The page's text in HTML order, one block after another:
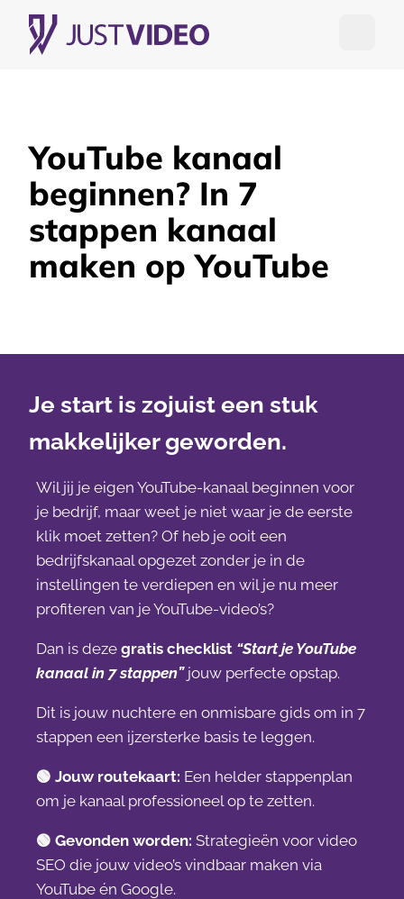
YouTube kanaal
beginnen? In 7
stappen kanaal
maken op YouTube
Je start is zojuist een stuk
makkelijker geworden.
Wil jij je eigen YouTube-kanaal beginnen voor
je bedrijf, maar weet je niet waar je de eerste
klik moet zetten? Of heb je ooit een
bedrijfskanaal opgezet zonder je in de
instellingen te verdiepen en wil je nu meer
profiteren van je YouTube-video’s?
Dan is deze gratis checklist “Start je YouTube
kanaal in 7 stappen” jouw perfecte opstap.
Dit is jouw nuchtere en onmisbare gids om in 7
stappen een ijzersterke basis te leggen.
🟢 Jouw routekaart: Een helder stappenplan
om je kanaal professioneel op te zetten.
🟢 Gevonden worden: Strategieën voor video
SEO die jouw video’s vindbaar maken via
YouTube én Google.